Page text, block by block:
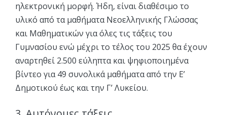
ηλεκτρονική μορφή. Ήδη, είναι διαθέσιμο το
υλικό από τα μαθήματα Νεοελληνικής Γλώσσας
και Μαθηματικών για όλες τις τάξεις του
Γυμνασίου ενώ μέχρι το τέλος του 2025 θα έχουν
αναρτηθεί 2.500 εύληπτα και ψηφιοποιημένα
βίντεο για 49 συνολικά μαθήματα από την Ε’
Δημοτικού έως και την Γ’ Λυκείου.